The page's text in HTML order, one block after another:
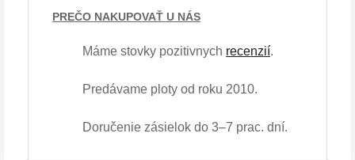
PREČO NAKUPOVAŤ U NÁS
Máme stovky pozitivnych recenzií.
Predávame ploty od roku 2010.
Doručenie zásielok do 3–7 prac. dní.